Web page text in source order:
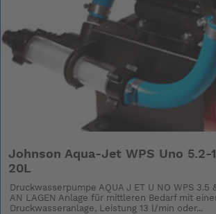
Johnson Aqua-Jet WPS Uno 5.2-
20L
Druckwasserpumpe AQUA J ET U NO WPS 3.5
AN LAGEN Anlage für mittleren Bedarf mit
Druckwasseranlage, Leistung 13 l/min oder...